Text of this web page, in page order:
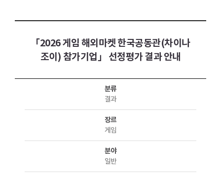
「2026 게임 해외마켓 한국공동관(차이나
조이) 참가기업」 선정평가 결과 안내
분류
결과
장르
게임
분야
일반